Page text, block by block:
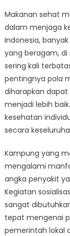
Makanan sehat
dalam menjaga
Indonesia,
yang beragam,
sering kali
pentingnya pola
diharapkan
menjadi lebih
kesehatan
secara
Kampung yang
mengalami
angka penyakit
Kegiatan
sangat
tepat mengenai
pemerintah lokal